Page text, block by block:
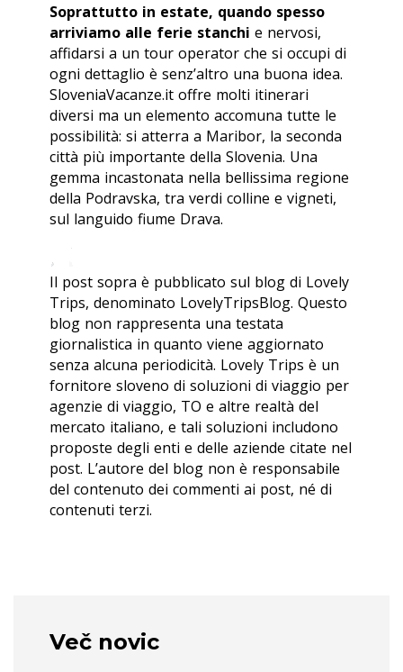
Soprattutto in estate, quando spesso
arriviamo alle ferie stanchi e nervosi,
affidarsi a un tour operator che si occupi di
ogni dettaglio è senz’altro una buona idea.
SloveniaVacanze.it offre molti itinerari
diversi ma un elemento accomuna tutte le
possibilità: si atterra a Maribor, la seconda
città più importante della Slovenia. Una
gemma incastonata nella bellissima regione
della Podravska, tra verdi colline e vigneti,
sul languido fiume Drava.
Il post sopra è pubblicato sul blog di Lovely
Trips, denominato LovelyTripsBlog. Questo
blog non rappresenta una testata
giornalistica in quanto viene aggiornato
senza alcuna periodicità. Lovely Trips è un
fornitore sloveno di soluzioni di viaggio per
agenzie di viaggio, TO e altre realtà del
mercato italiano, e tali soluzioni includono
proposte degli enti e delle aziende citate nel
post. L’autore del blog non è responsabile
del contenuto dei commenti ai post, né di
contenuti terzi.
Več novic